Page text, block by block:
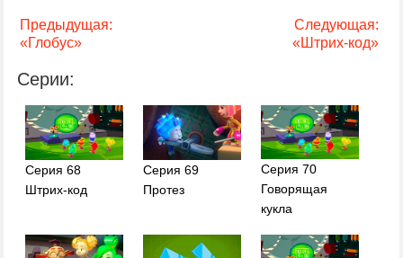
Предыдущая:
«Глобус»
Следующая:
«Штрих-код»
Серии:
Серия 68
Штрих-код
Серия 69
Протез
Серия 70
Говорящая
кукла